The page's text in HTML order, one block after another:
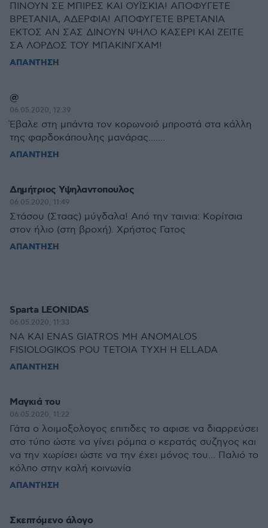
ΠΙΝΟΥΝ ΣΕ ΜΠΙΡΕΣ ΚΑΙ ΟΥΪΣΚΙΑ! ΑΠΟΦΥΓΕΤΕ
ΒΡΕΤΑΝΙΑ, ΑΔΕΡΦΙΑ! ΑΠΟΦΥΓΕΤΕ ΒΡΕΤΑΝΙΑ
ΕΚΤΟΣ ΑΝ ΣΑΣ ΔΙΝΟΥΝ ΨΗΛΟ ΚΑΣΕΡΙ ΚΑΙ ΖΕΙΤΕ
ΣΑ ΛΟΡΔΟΣ ΤΟΥ ΜΠΑΚΙΝΓΧΑΜ!
ΑΠΑΝΤΗΣΗ
@
06.05.2020, 12:39
Έβαλε στη μπάντα τον κορωνοιό μπροστά στα κάλλη
της φαρδοκάπουλης μανάρας.......
ΑΠΑΝΤΗΣΗ
Δημήτριος Υψηλαντοπουλος
06.05.2020, 11:49
Στάσου (Σταας) μύγδαλα! Από την ταινια: Κορίτσια
στον ήλιο (στη βροχή). Χρήστος Γατος
ΑΠΑΝΤΗΣΗ
Sparta LEONIDAS
06.05.2020, 11:33
NA KAI ENAS GIATROS MH ANOMALOS
FISIOLOGIKOS POU TETOIA TYXH H ELLADA
ΑΠΑΝΤΗΣΗ
Μαγκιά του
06.05.2020, 11:22
Γάτα ο λοιμοξολογος επιτιδες το αφισε να διαρρεύσει
στο τύπο ώστε να γίνει ρόμπα ο κερατάς συζηγος και
να την χωρίσει ώστε να την έχει μόνος του... Παλιό το
κόλπο στην καλή κοινωνία
ΑΠΑΝΤΗΣΗ
Σκεπτόμενο άλογο